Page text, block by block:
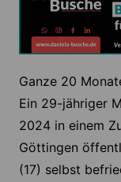
Ganze 20
Ein 29-jähriger
2024 in einem
Göttingen
(17) selbst